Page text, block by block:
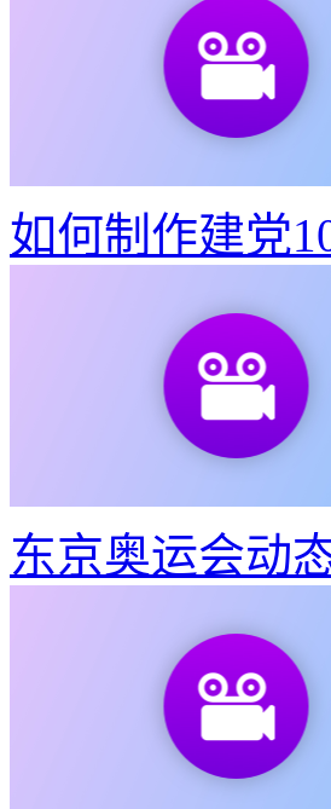
如何制作建党
东京奥运会动